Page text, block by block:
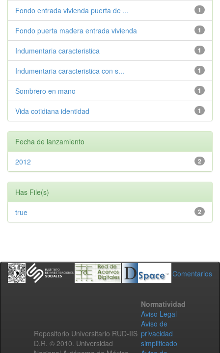
1
Fondo entrada vivienda puerta de ...
1
Fondo puerta madera entrada vivienda
1
Indumentaria caracteristica
1
Indumentaria caracteristica con s...
1
Sombrero en mano
1
Vida cotidiana identidad
Fecha de lanzamiento
2
2012
Has File(s)
2
true
Comentarios
Repositorio Universitario RUD-IIS
D.R. © 2010. Universidad
Normatividad
Aviso Legal
Aviso de
privacidad
simplificado